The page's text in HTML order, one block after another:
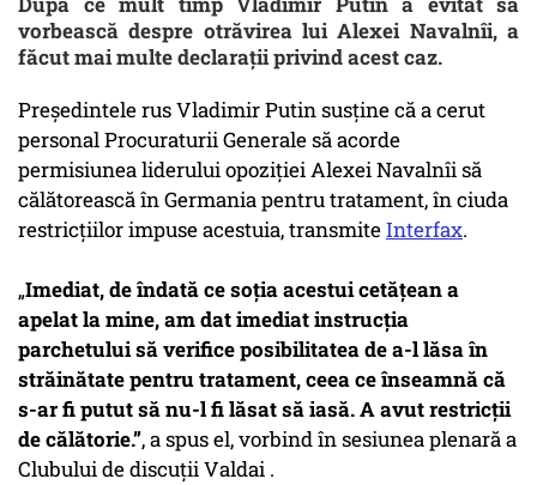
vorbească despre otrăvirea lui Alexei Navalnîi, a
făcut mai multe declarații privind acest caz.
Președintele rus Vladimir Putin susține că a cerut
personal Procuraturii Generale să acorde
permisiunea liderului opoziției Alexei Navalnîi să
călătorească în Germania pentru tratament, în ciuda
restricțiilor impuse acestuia, transmiteInterfax.
„Imediat, de îndată ce soția acestui cetățean a
apelat la mine, am dat imediat instrucția
parchetului să verifice posibilitatea de a-l lăsa în
străinătate pentru tratament, ceea ce înseamnă că
s-ar fi putut să nu-l fi lăsat să iasă. A avut restricții
de călătorie.”, a spus el, vorbind în sesiunea plenară a
Clubului de discuții Valdai .